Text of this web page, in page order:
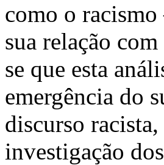
como o
sua relação
se que esta
emergência do
discurso
investigação